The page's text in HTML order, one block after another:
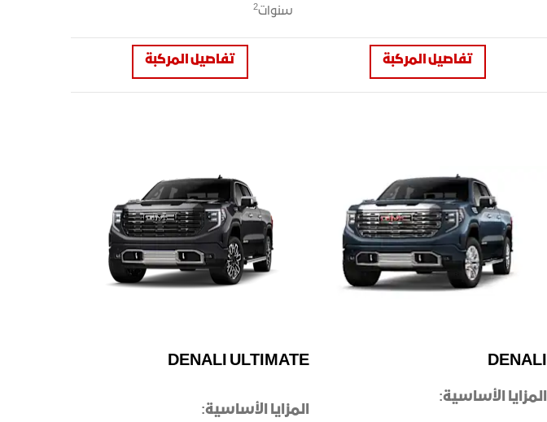
سنوات2
تفاصيل المركبة تفاصيل المركبة
DENALI
DENALI ULTIMATE
المزايا الأساسية:
المزايا الأساسية: